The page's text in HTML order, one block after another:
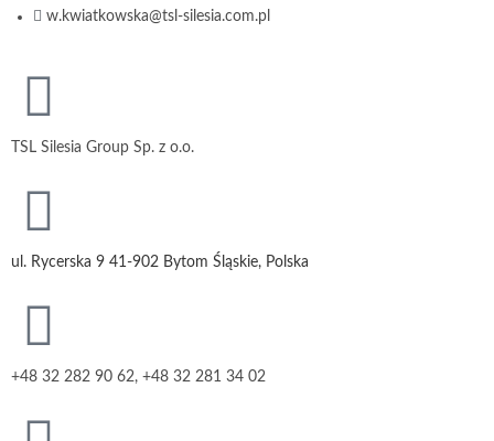
w.kwiatkowska@tsl-silesia.com.pl
TSL Silesia Group Sp. z o.o.
ul. Rycerska 9 41-902 Bytom Śląskie, Polska
+48 32 282 90 62, +48 32 281 34 02